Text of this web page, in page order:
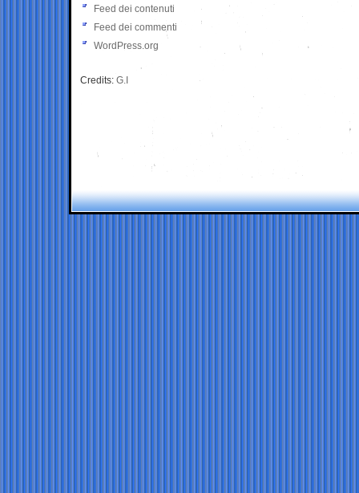
Feed dei contenuti
Feed dei commenti
WordPress.org
Credits: G.I